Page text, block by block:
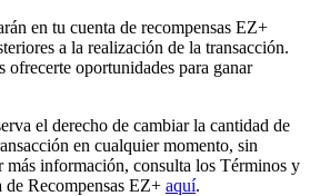
en tu cuenta de recompensas EZ+
a la realización de la transacción.
ofrecerte oportunidades para ganar
el derecho de cambiar la cantidad de
en cualquier momento, sin
más información, consulta los Términos y
Recompensas EZ+ aquí.